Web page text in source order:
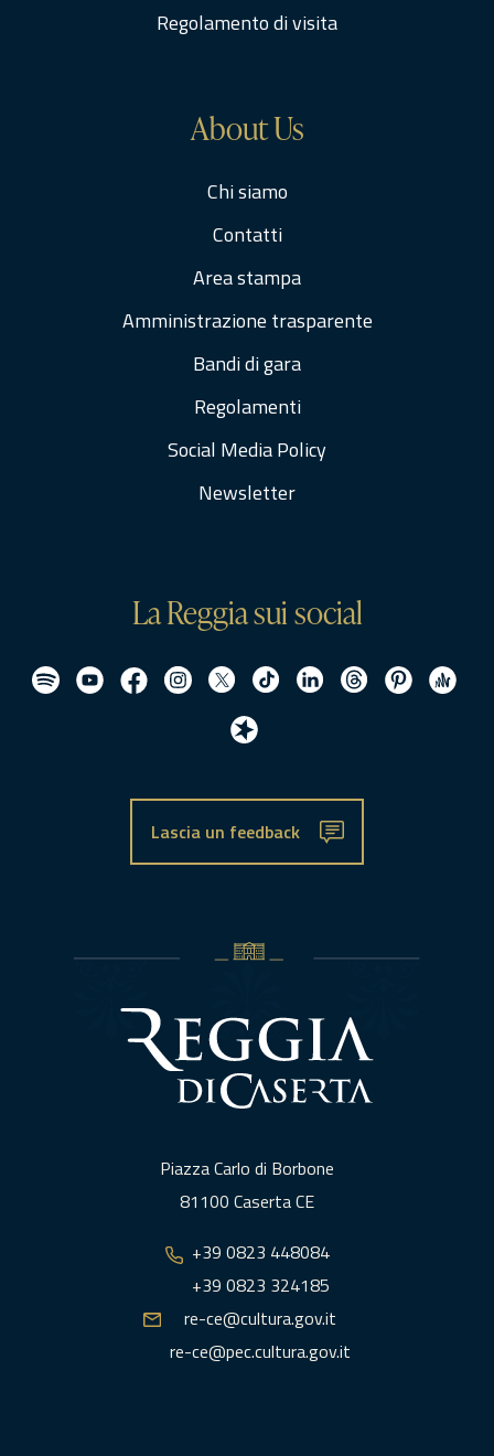
Regolamento di visita
About Us
Chi siamo
Contatti
Area stampa
Amministrazione trasparente
Bandi di gara
Regolamenti
Social Media Policy
Newsletter
La Reggia sui social
Lascia un feedback
Piazza Carlo di Borbone
81100 Caserta CE
+39 0823 448084
+39 0823 324185
re-ce@cultura.gov.it
re-ce@pec.cultura.gov.it